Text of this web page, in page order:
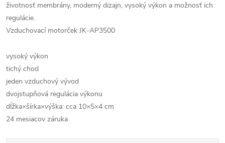
životnosť membrány, moderný dizajn, vysoký výkon a možnosť ich
regulácie.
Vzduchovací motorček JK-AP3500
vysoký výkon
tichý chod
jeden vzduchový vývod
dvojstupňová regulácia výkonu
dĺžka×šírka×výška: cca 10×5×4 cm
24 mesiacov záruka